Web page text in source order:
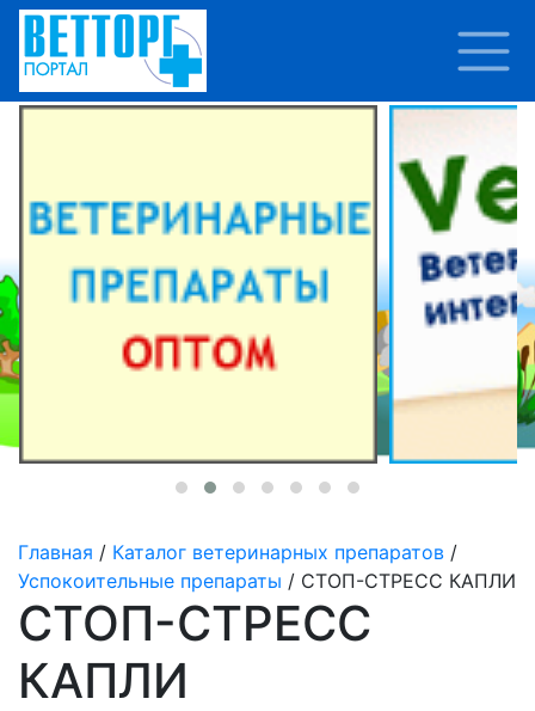
Главная / Каталог ветеринарных препаратов /
Успокоительные препараты / СТОП-СТРЕСС КАПЛИ
СТОП-СТРЕСС
КАПЛИ